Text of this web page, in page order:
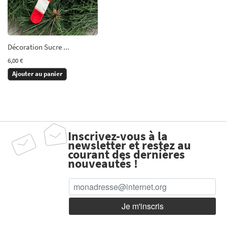
Décoration Sucre ...
6,00 €
Ajouter au panier
Inscrivez-vous à la
newsletter et restez au
courant des dernières
nouveautés !